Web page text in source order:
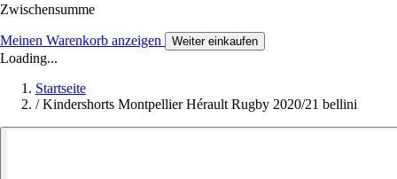
Zwischensumme
Meinen Warenkorb anzeigen Weiter einkaufen
Loading...
Startseite
/ Kindershorts Montpellier Hérault Rugby 2020/21 bellini